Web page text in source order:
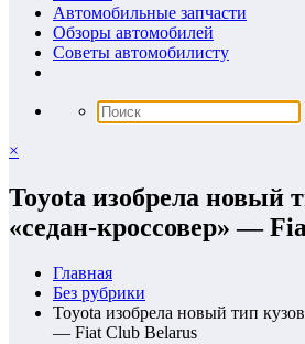
Автомобильные запчасти
Обзоры автомобилей
Советы автомобилисту
×
Toyota изобрела новый
«седан-кроссовер» —
Главная
Без рубрики
Toyota изобрела новый тип
— Fiat Club Belarus